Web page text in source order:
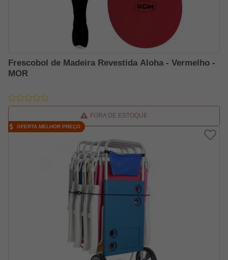
Frescobol de Madeira Revestida Aloha - Vermelho -
MOR
FORA DE ESTOQUE
OFERTA MELHOR PREÇO